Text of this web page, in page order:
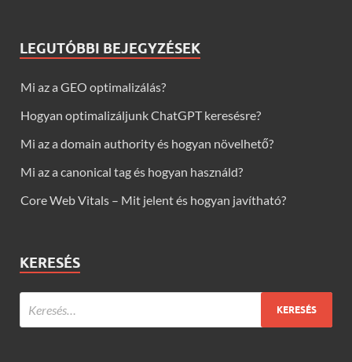
LEGUTÓBBI BEJEGYZÉSEK
Mi az a GEO optimalizálás?
Hogyan optimalizáljunk ChatGPT keresésre?
Mi az a domain authority és hogyan növelhető?
Mi az a canonical tag és hogyan használd?
Core Web Vitals – Mit jelent és hogyan javítható?
KERESÉS